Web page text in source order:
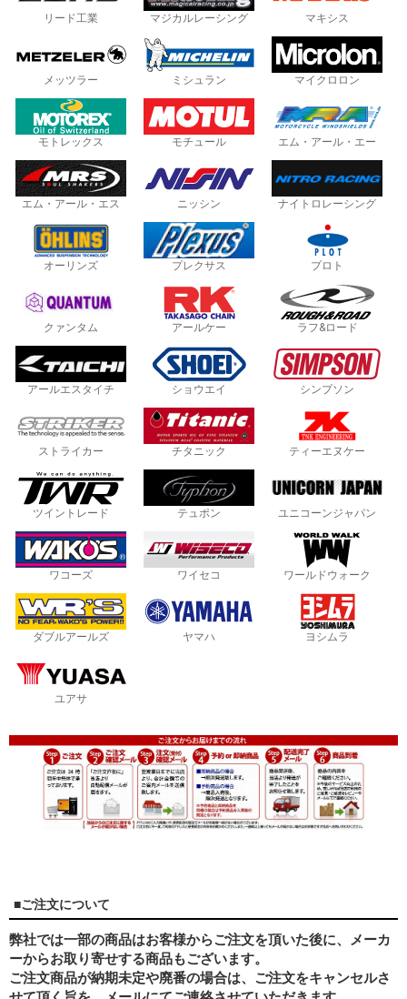
リード工業 マジカルレーシング マキシス
メッツラー ミシュラン マイクロロン
モトレックス モチュール エム・アール・エー
エム・アール・エス ニッシン ナイトロレーシング
オーリンズ プレクサス プロト
クァンタム アールケー ラフ&ロード
アールエスタイチ ショウエイ シンプソン
ストライカー チタニック ティーエヌケー
ツイントレード テュポン ユニコーンジャパン
ワコーズ ワイセコ ワールドウォーク
ダブルアールズ ヤマハ ヨシムラ
ユアサ
■ご注文について
弊社では一部の商品はお客様からご注文を頂いた後に、メーカ
ーからお取り寄せする商品もございます。
ご注文商品が納期未定や廃番の場合は、ご注文をキャンセルさ